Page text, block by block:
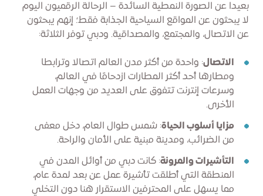
بعيدا عن الصورة النمطية السائدة – الرحالة الرقميون اليوم
لا يبحثون عن المواقع السياحية الجذابة فقط؛ إنهم يبحثون
عن الاتصال، والمجتمع، والمصداقية. ودبي توفر الثلاثة:
الاتصال: واحدة من أكثر مدن العالم اتصالا وترابطا
ومطارها أحد أكثر المطارات ازدحامًا في العالم،
وسرعات إنترنت تتفوق على العديد من وجهات العمل
الأخرى.
مزايا أسلوب الحياة: شمس طوال العام، دخل معفى
من الضرائب، ومدينة مبنية على الأمان والراحة.
التأشيرات والمرونة: كانت دبي من أوائل المدن في
المنطقة التي أطلقت تأشيرة عمل عن بعد لمدة عام،
مما يسهل على المحترفين الاستقرار هنا دون التخلي